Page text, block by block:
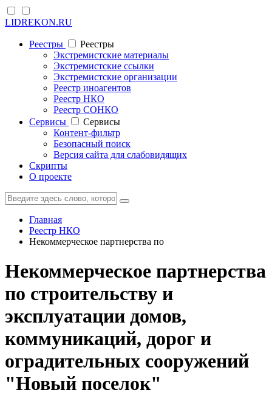
LIDREKON.RU
Реестры
Реестры
Экстремистские материалы
Экстремистские ссылки
Экстремистские организации
Реестр иноагентов
Реестр НКО
Реестр СОНКО
Cервисы
Cервисы
Контент-фильтр
Безопасный поиск
Версия сайта для слабовидящих
Скрипты
О проекте
Главная
Реестр НКО
Некоммерческое партнерства по
Некоммерческое партнерства
по строительству и
эксплуатации домов,
коммуникаций, дорог и
оградительных сооружений
"Новый поселок"